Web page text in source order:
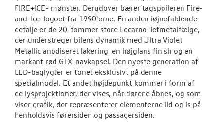
FIRE+ICE- mønster. Derudover bærer tagspoileren Fire-
and-Ice-logoet fra 1990'erne. En anden iøjnefaldende
detalje er de 20-tommer store Locarno-letmetalfælge,
der understreger bilens dynamik med Ultra Violet
Metallic anodiseret lakering, en højglans finish og en
markant rød GTX-navkapsel. Den nyeste generation af
LED-baglygter er tonet eksklusivt på denne
specialmodel. Et andet højdepunkt kommer i form af
de lysprojektioner, der vises, når dørene åbnes, og som
viser grafik, der repræsenterer elementerne ild og is på
henholdsvis førersiden og passagersiden.